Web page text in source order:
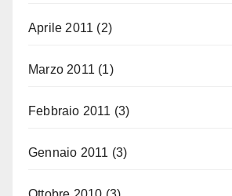
Aprile 2011 (2)
Marzo 2011 (1)
Febbraio 2011 (3)
Gennaio 2011 (3)